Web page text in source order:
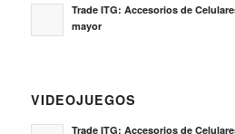
Trade ITG: Accesorios de
mayor
VIDEOJUEGOS
Trade ITG: Accesorios de